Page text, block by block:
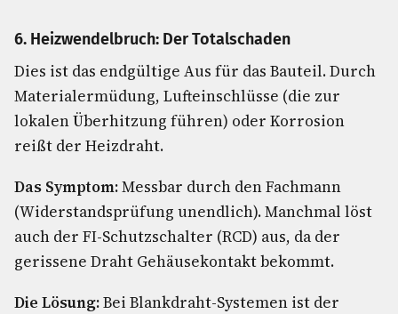
6. Heizwendelbruch: Der Totalschaden
Dies ist das endgültige Aus für das Bauteil. Durch
Materialermüdung, Lufteinschlüsse (die zur
lokalen Überhitzung führen) oder Korrosion
reißt der Heizdraht.
Das Symptom:Messbar durch den Fachmann
(Widerstandsprüfung unendlich). Manchmal löst
auch der FI-Schutzschalter (RCD) aus, da der
gerissene Draht Gehäusekontakt bekommt.
Die Lösung:Bei Blankdraht-Systemen ist der